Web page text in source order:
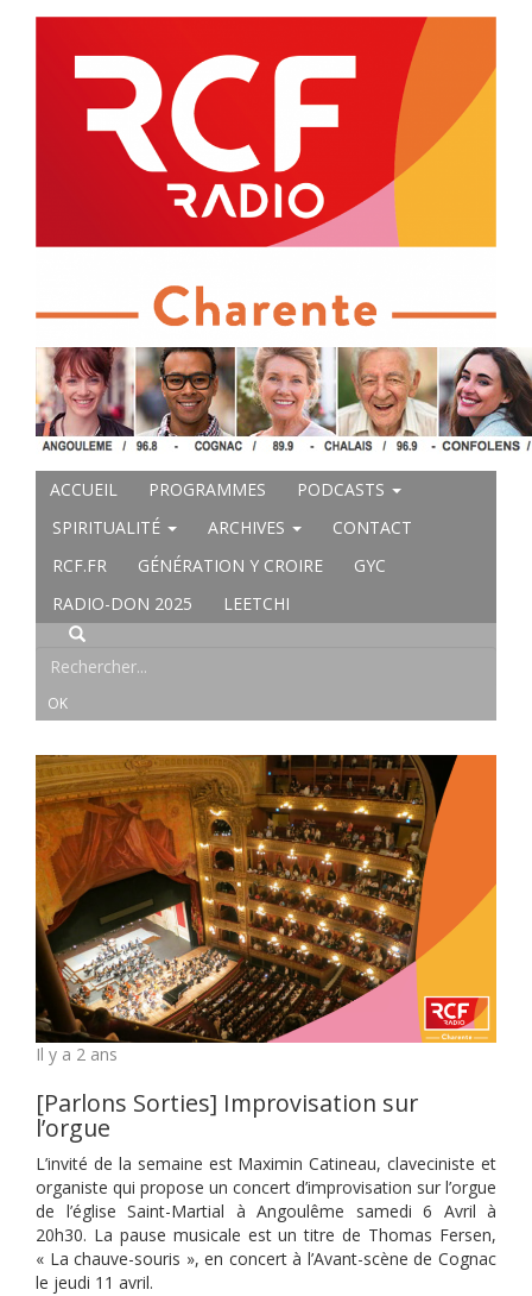
ACCUEIL PROGRAMMES
PODCASTS
SPIRITUALITÉ
ARCHIVES
CONTACT
RCF.FR
GÉNÉRATION Y CROIRE
GYC
RADIO-DON 2025
LEETCHI
Il y a 2 ans
[Parlons Sorties] Improvisation sur
l’orgue
L’invité de la semaine est Maximin Catineau, claveciniste et
organiste qui propose un concert d’improvisation sur l’orgue
de l’église Saint-Martial à Angoulême samedi 6 Avril à
20h30. La pause musicale est un titre de Thomas Fersen,
« La chauve-souris », en concert à l’Avant-scène de Cognac
le jeudi 11 avril.